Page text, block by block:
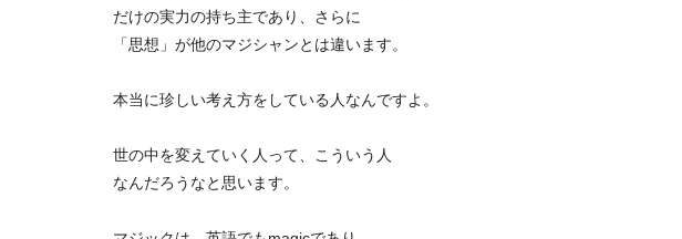
だけの実力の持ち主であり、さらに
「思想」が他のマジシャンとは違います。
本当に珍しい考え方をしている人なんですよ。
世の中を変えていく人って、こういう人
なんだろうなと思います。